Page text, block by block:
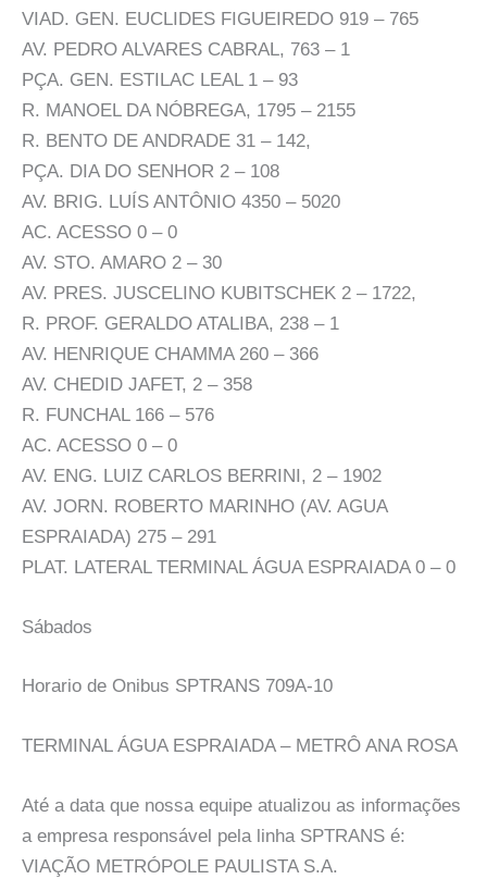
VIAD. GEN. EUCLIDES FIGUEIREDO 919 – 765
AV. PEDRO ALVARES CABRAL, 763 – 1
PÇA. GEN. ESTILAC LEAL 1 – 93
R. MANOEL DA NÓBREGA, 1795 – 2155
R. BENTO DE ANDRADE 31 – 142,
PÇA. DIA DO SENHOR 2 – 108
AV. BRIG. LUÍS ANTÔNIO 4350 – 5020
AC. ACESSO 0 – 0
AV. STO. AMARO 2 – 30
AV. PRES. JUSCELINO KUBITSCHEK 2 – 1722,
R. PROF. GERALDO ATALIBA, 238 – 1
AV. HENRIQUE CHAMMA 260 – 366
AV. CHEDID JAFET, 2 – 358
R. FUNCHAL 166 – 576
AC. ACESSO 0 – 0
AV. ENG. LUIZ CARLOS BERRINI, 2 – 1902
AV. JORN. ROBERTO MARINHO (AV. AGUA
ESPRAIADA) 275 – 291
PLAT. LATERAL TERMINAL ÁGUA ESPRAIADA 0 – 0
Sábados
Horario de Onibus SPTRANS 709A-10
TERMINAL ÁGUA ESPRAIADA – METRÔ ANA ROSA
Até a data que nossa equipe atualizou as informações
a empresa responsável pela linha SPTRANS é:
VIAÇÃO METRÓPOLE PAULISTA S.A.